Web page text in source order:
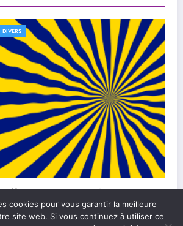
quotidien : comment
sa vie personnelle et
cookies pour vous garantir la meilleure
site web. Si vous continuez à utiliser ce